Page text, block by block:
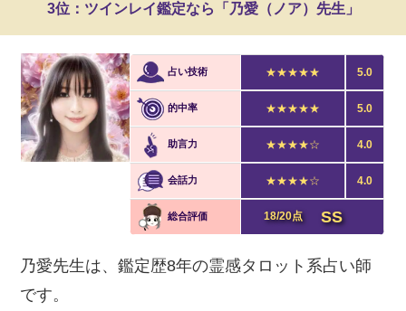
3位：ツインレイ鑑定なら「乃愛（ノア）先生」
占い技術 ★★★★★ 5.0
的中率 ★★★★★ 5.0
助言力 ★★★★☆ 4.0
会話力 ★★★★☆ 4.0
総合評価 18/20点 SS
乃愛先生は、鑑定歴8年の霊感タロット系占い師
です。